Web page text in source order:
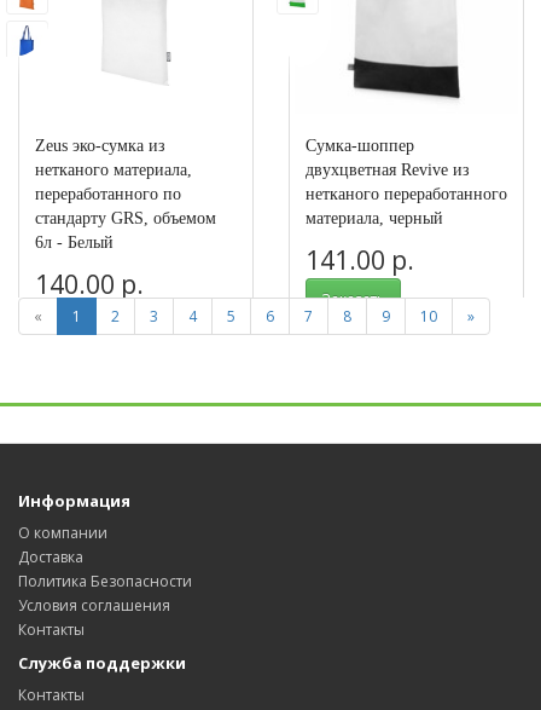
Zeus эко-сумка из
нетканого материала,
переработанного по
стандарту GRS, объемом
6л - Белый
140.00 р.
Заказать
Сумка-шоппер
двухцветная Revive из
нетканого переработанного
материала, черный
141.00 р.
Заказать
Арт.: 590207
« 1 2 3 4 5 6 7 8 9 10 »
Информация
О компании
Доставка
Политика Безопасности
Условия соглашения
Контакты
Служба поддержки
Контакты